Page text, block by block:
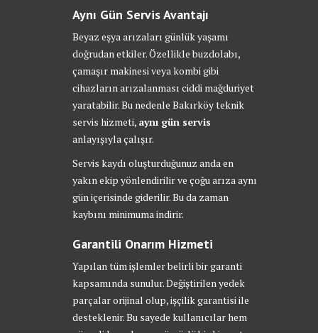
Aynı Gün Servis Avantajı
Beyaz eşya arızaları günlük yaşamı
doğrudan etkiler. Özellikle buzdolabı,
çamaşır makinesi veya kombi gibi
cihazların arızalanması ciddi mağduriyet
yaratabilir. Bu nedenle Bakırköy teknik
servis hizmeti, aynı gün servis
anlayışıyla çalışır.
Servis kaydı oluşturduğunuz anda en
yakın ekip yönlendirilir ve çoğu arıza aynı
gün içerisinde giderilir. Bu da zaman
kaybını minimuma indirir.
Garantili Onarım Hizmeti
Yapılan tüm işlemler belirli bir garanti
kapsamında sunulur. Değiştirilen yedek
parçalar orijinal olup, işçilik garantisi ile
desteklenir. Bu sayede kullanıcılar hem